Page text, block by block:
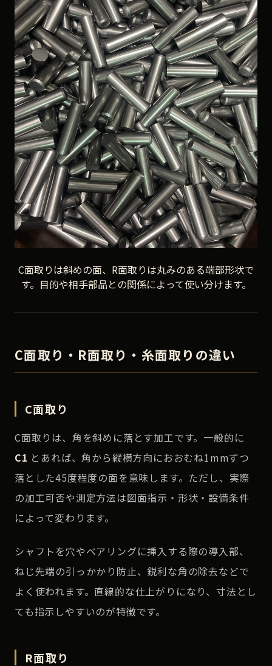
C面取りは斜めの面、R面取りは丸みのある端部形状で
す。目的や相手部品との関係によって使い分けます。
C面取り・R面取り・糸面取りの違い
C面取り
C面取りは、角を斜めに落とす加工です。一般的に
C1 とあれば、角から縦横方向におおむね1mmずつ
落とした45度程度の面を意味します。ただし、実際
の加工可否や測定方法は図面指示・形状・設備条件
によって変わります。
シャフトを穴やベアリングに挿入する際の導入部、
ねじ先端の引っかかり防止、鋭利な角の除去などで
よく使われます。直線的な仕上がりになり、寸法とし
ても指示しやすいのが特徴です。
R面取り